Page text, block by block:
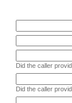
Did the caller
Did the caller